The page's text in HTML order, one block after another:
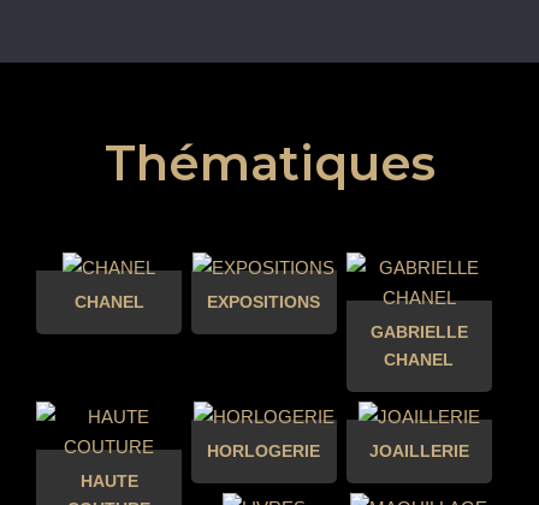
Thématiques
CHANEL
EXPOSITIONS
GABRIELLE
CHANEL
HAUTE
HORLOGERIE JOAILLERIE